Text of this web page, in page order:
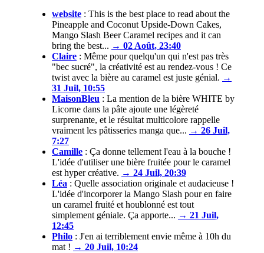
website : This is the best place to read about the
Pineapple and Coconut Upside-Down Cakes,
Mango Slash Beer Caramel recipes and it can
bring the best... → 02 Août, 23:40
Claire : Même pour quelqu'un qui n'est pas très
"bec sucré", la créativité est au rendez-vous ! Ce
twist avec la bière au caramel est juste génial. →
31 Juil, 10:55
MaisonBleu : La mention de la bière WHITE by
Licorne dans la pâte ajoute une légèreté
surprenante, et le résultat multicolore rappelle
vraiment les pâtisseries manga que... → 26 Juil,
7:27
Camille : Ça donne tellement l'eau à la bouche !
L'idée d'utiliser une bière fruitée pour le caramel
est hyper créative. → 24 Juil, 20:39
Léa : Quelle association originale et audacieuse !
L'idée d'incorporer la Mango Slash pour en faire
un caramel fruité et houblonné est tout
simplement géniale. Ça apporte... → 21 Juil,
12:45
Philo : J'en ai terriblement envie même à 10h du
mat ! → 20 Juil, 10:24